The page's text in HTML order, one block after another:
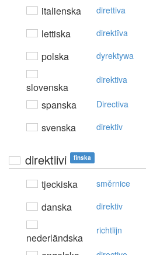
italienska direttiva
lettiska direktīva
polska dyrektywa
slovenska
direktiva
spanska Directiva
svenska direktiv
direktiivi finska
tjeckiska směrnice
danska direktiv
nederländska
richtlijn